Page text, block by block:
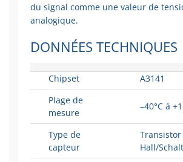
du signal comme une valeur de
analogique.
DONNÉES TECHNIQUES
Chipset
A3141
Plage de
mesure
–40°C á
Type de
capteur
Hall/